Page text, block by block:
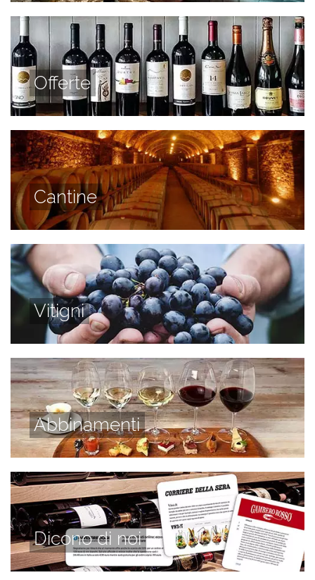
Offerte
Cantine
Vitigni
Abbinamenti
Dicono di noi